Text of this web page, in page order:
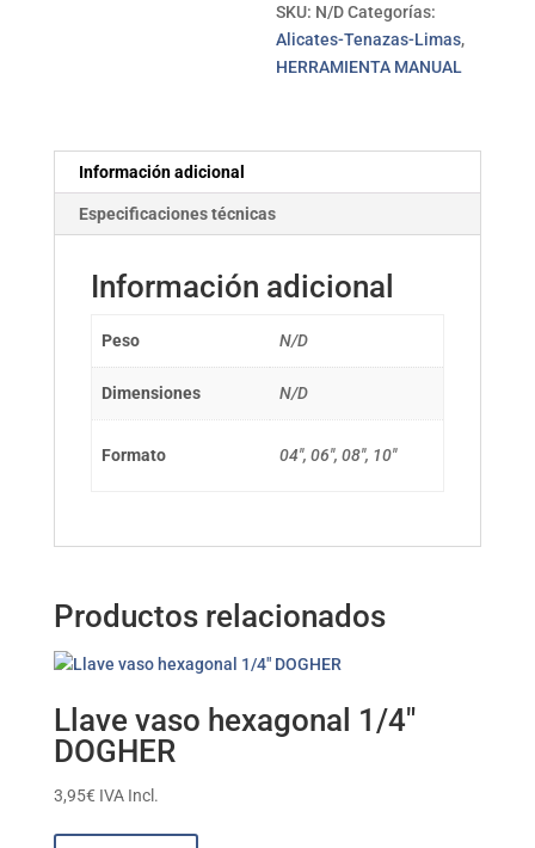
SKU: N/DCategorías:
Alicates-Tenazas-Limas,
HERRAMIENTA MANUAL
Información adicional
Especificaciones técnicas
Información adicional
Peso N/D
Dimensiones N/D
Formato 04", 06", 08", 10"
Productos relacionados
Llave vaso hexagonal 1/4″
DOGHER
3,95€ IVA Incl.